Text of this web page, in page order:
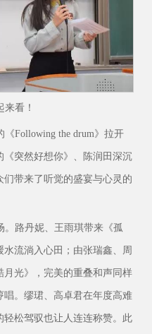
看！
Following the drum》拉开
突然好想你》、陈润田深沉
带来了听觉的盛宴与心灵的
。路丹妮、王雨琪带来《孤
流淌入心田；由张瑞鑫、周
光》，完美的重叠和声同样
。缪珺、高卓君在年度高难
松驾驭也让人连连称赞。此